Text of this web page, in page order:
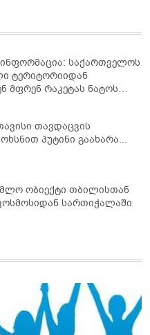
ინფორმაცია: საქართველოს
ტერიტორიიდან
მფრენ რაკეტას ნატოს
ჩაუშლია
თავდაცვის
პუტინი გაახარა...
ობიექტი თბილისთან
ახლოს ანუ კოსმოსიდან სართიჭალაში